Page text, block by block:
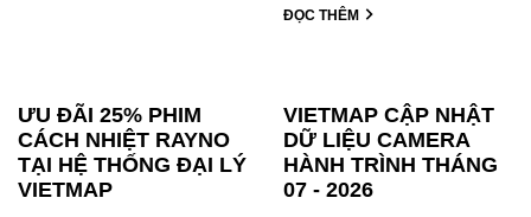
ĐỌC THÊM
ƯU ĐÃI 25% PHIM
CÁCH NHIỆT RAYNO
TẠI HỆ THỐNG ĐẠI LÝ
VIETMAP
VIETMAP CẬP NHẬT
DỮ LIỆU CAMERA
HÀNH TRÌNH THÁNG
07 - 2026